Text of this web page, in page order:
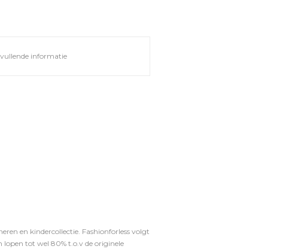
informatie
en kindercollectie. Fashionforless volgt
lopen tot wel 80% t.o.v de originele